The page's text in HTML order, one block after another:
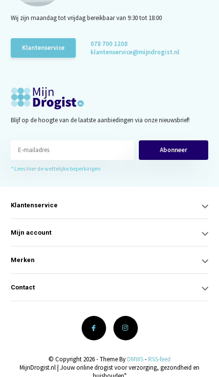
Wij zijn maandag tot vrijdag bereikbaar van 9:30 tot 18:00
Klantenservice
078 700 1208
klantenservice@mijndrogist.nl
Blijf op de hoogte van de laatste aanbiedingen via onze nieuwsbrief!
Abonneer
* Lees hier de wettelijke beperkingen
Klantenservice
Mijn account
Merken
Contact
© Copyright 2026 - Theme By DMWS- RSS-feed
MijnDrogist.nl | Jouw online drogist voor verzorging, gezondheid en